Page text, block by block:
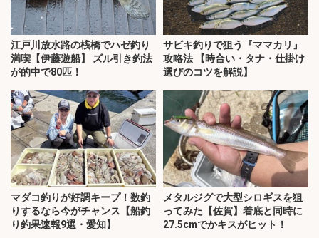
江戸川放水路の桟橋でハゼ釣り
満喫【伊藤遊船】 ズル引き釣法
が的中で80匹！
サビキ釣りで狙う『ママカリ』
攻略法 【時合い・タナ・仕掛け
選びのコツを解説】
マダコ釣りが好調キープ！数釣
りするなら今がチャンス【船釣
り釣果速報9選・愛知】
メタルジグで大型シロギスを狙
ってみた【佐賀】着底と同時に
27.5cmでかキスがヒット！